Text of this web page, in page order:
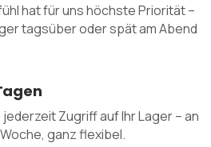
hat für uns höchste Priorität –
tagsüber oder spät am Abend
Zugriff auf Ihr Lager – an
ganz flexibel.